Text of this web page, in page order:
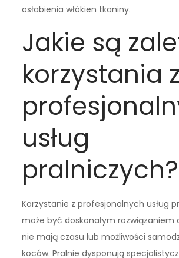
osłabienia włókien tkaniny.
Jakie są
korzystania z
usług
pralniczych?
Korzystanie z profesjonalnych usług
może być doskonałym rozwiązaniem
nie mają czasu lub możliwości
koców. Pralnie dysponują